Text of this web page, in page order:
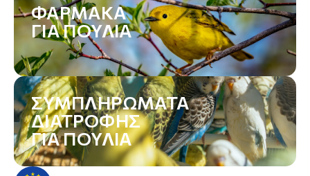
ΦΆΡΜΑΚΑ
ΓΙΑ ΠΟΥΛΙΆ
ΣΥΜΠΛΗΡΏΜΑΤΑ
ΔΙΑΤΡΟΦΉΣ
ΓΙΑ ΠΟΥΛΙΆ